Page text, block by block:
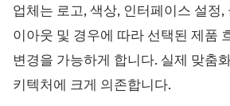
업체는 로고, 색상, 인터페이스 설정,
이아웃 및 경우에 따라 선택된 제품
변경을 가능하게 합니다. 실제 맞춤
키텍처에 크게 의존합니다.